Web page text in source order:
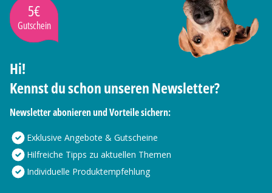
5€
Gutschein
Hi!
Kennst du schon unseren Newsletter?
Newsletter abonieren und Vorteile sichern:
Exklusive Angebote & Gutscheine
Hilfreiche Tipps zu aktuellen Themen
Individuelle Produktempfehlung